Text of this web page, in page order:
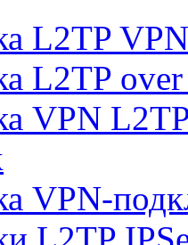
L2TP
L2TP
VPN
VPN-